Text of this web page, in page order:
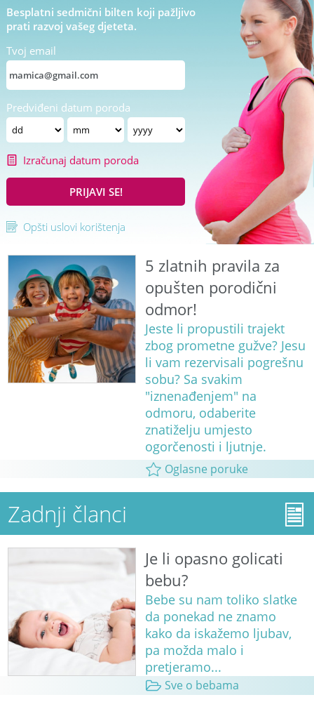
Besplatni sedmični bilten koji pažljivo
prati razvoj vašeg djeteta.
Tvoj email
Predviđeni datum poroda
Izračunaj datum poroda
PRIJAVI SE!
Opšti uslovi korištenja
5 zlatnih pravila za
opušten porodični
odmor!
Jeste li propustili trajekt
zbog prometne gužve? Jesu
li vam rezervisali pogrešnu
sobu? Sa svakim
"iznenađenjem" na
odmoru, odaberite
znatiželju umjesto
ogorčenosti i ljutnje.
Oglasne poruke
Zadnji članci
Je li opasno golicati
bebu?
Bebe su nam toliko slatke
da ponekad ne znamo
kako da iskažemo ljubav,
pa možda malo i
pretjeramo...
Sve o bebama